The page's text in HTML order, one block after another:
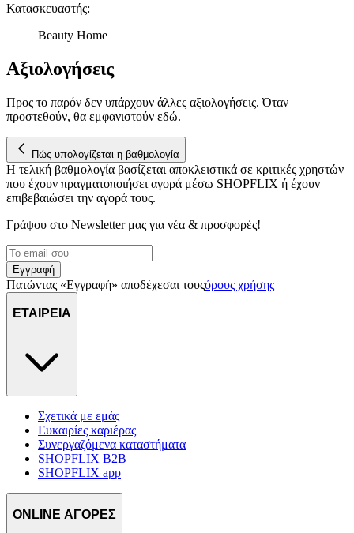
Κατασκευαστής:
Beauty Home
Αξιολογήσεις
Προς το παρόν δεν υπάρχουν άλλες αξιολογήσεις. Όταν
προστεθούν, θα εμφανιστούν εδώ.
Πώς υπολογίζεται η βαθμολογία
Η τελική βαθμολογία βασίζεται αποκλειστικά σε κριτικές χρηστών
που έχουν πραγματοποιήσει αγορά μέσω SHOPFLIX ή έχουν
επιβεβαιώσει την αγορά τους.
Γράψου στο Νewsletter μας για νέα & προσφορές!
Εγγραφή
Πατώντας «Εγγραφή» αποδέχεσαι τουςόρους χρήσης
ΕΤΑΙΡΕΙΑ
Σχετικά με εμάς
Ευκαιρίες καριέρας
Συνεργαζόμενα καταστήματα
SHOPFLIX B2B
SHOPFLIX app
ONLINE ΑΓΟΡΕΣ